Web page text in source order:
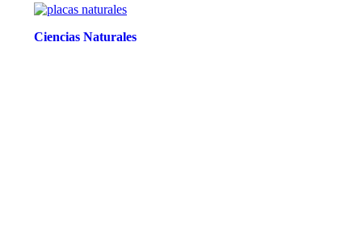
Ciencias Naturales